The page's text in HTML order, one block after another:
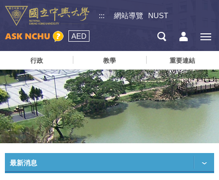
::: 網站導覽 NUST
AED
行政 教學 重要連結
最新消息